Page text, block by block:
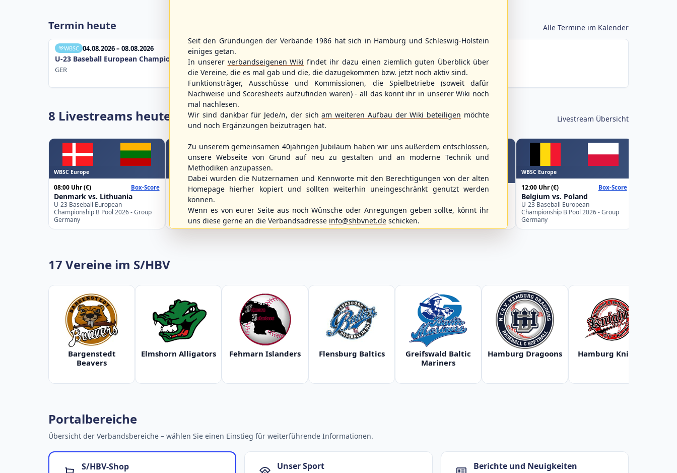
Termin heute Alle Termine im Kalender
WBSC 04.08.2026 – 08.08.2026
U-23 Baseball European Championship B Pool 2026 - Group Germany
GER
8 Livestreams heute Livestream Übersicht
WBSC Europe
08:00 Uhr(€) Box-Score
Denmark vs. Lithuania
U-23 Baseball European
Championship B Pool 2026 - Group
Germany
WBSC Europe
08:00 Uhr(€) Box-Score
Türkiye vs. Greece
U-23 Baseball European
Championship B Pool 2026 - Group
11:30 Uhr(€) Box-Score
Championship B Pool 2026 - Group
Spain
Spielbetrieb
12:00 Uhr
Braunschweig 89ers
2. Baseball-Bundesliga Nordost
WBSC Europe
12:00 Uhr(€) Box-Score
Belgium vs. Poland
U-23 Baseball European
Championship B Pool 2026 - Group
Germany
17 Vereine im S/HBV
Bargenstedt
Beavers
Elmshorn Alligators Fehmarn Islanders Flensburg Baltics
Greifswald Baltic
Mariners
Hamburg Dragoons Hamburg Knights
Portalbereiche
Übersicht der Verbandsbereiche – wählen Sie einen Einstieg für weiterführende Informationen.
S/HBV-Shop Unser Sport Berichte und Neuigkeiten
Seit den Gründungen der Verbände 1986 hat sich in Hamburg und Schleswig-Holstein
einiges getan.
In unserer verbandseigenen Wiki findet ihr dazu einen ziemlich guten Überblick über
die Vereine, die es mal gab und die, die dazugekommen bzw. jetzt noch aktiv sind.
Funktionsträger, Ausschüsse und Kommissionen, die Spielbetriebe (soweit dafür
Nachweise und Scoresheets aufzufinden waren) - all das könnt ihr in unserer Wiki noch
mal nachlesen.
Wir sind dankbar für Jede/n, der sicham weiteren Aufbau der Wiki beteiligen möchte
und noch Ergänzungen beizutragen hat.
Zu unserem gemeinsamen 40jährigen Jubiläum haben wir uns außerdem entschlossen,
unsere Webseite von Grund auf neu zu gestalten und an moderne Technik und
Methodiken anzupassen.
Dabei wurden die Nutzernamen und Kennworte mit den Berechtigungen von der alten
Homepage hierher kopiert und sollten weiterhin uneingeschränkt genutzt werden
können.
Wenn es von eurer Seite aus noch Wünsche oder Anregungen geben sollte, könnt ihr
uns diese gerne an die Verbandsadresse info@shbvnet.de schicken.